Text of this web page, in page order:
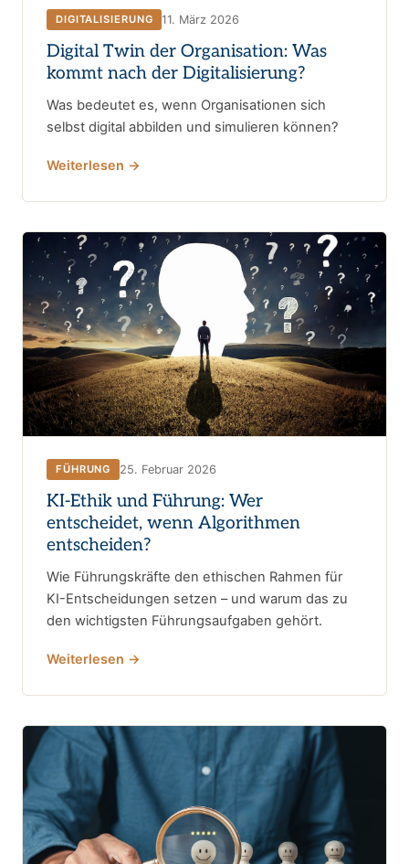
DIGITALISIERUNG 11. März 2026
Digital Twin der Organisation: Was
kommt nach der Digitalisierung?
Was bedeutet es, wenn Organisationen sich
selbst digital abbilden und simulieren können?
Weiterlesen →
FÜHRUNG 25. Februar 2026
KI-Ethik und Führung: Wer
entscheidet, wenn Algorithmen
entscheiden?
Wie Führungskräfte den ethischen Rahmen für
KI-Entscheidungen setzen – und warum das zu
den wichtigsten Führungsaufgaben gehört.
Weiterlesen →